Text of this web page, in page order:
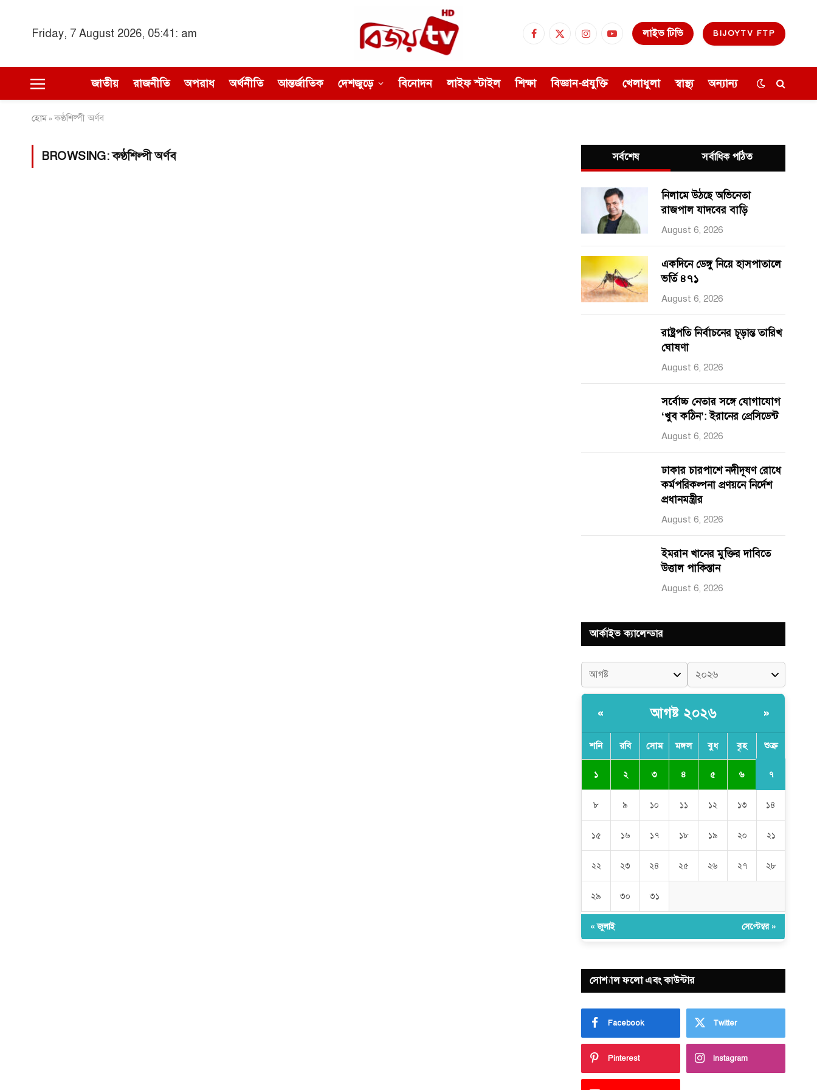
Friday, 7 August 2026, 05:41: am Facebook
X
InstagramYouTubeলাইভ টিভি BIJOYTV FTP
জাতীয় রাজনীতি অপরাধ অর্থনীতি আন্তর্জাতিক দেশজুড়ে বিনোদন লাইফ স্টাইল শিক্ষা বিজ্ঞান-প্রযুক্তি খেলাধুলা স্বাস্থ্য অন্যান্য
হোম»কণ্ঠশিল্পী অর্ণব
BROWSING:কণ্ঠশিল্পী অর্ণব সর্বশেষ সর্বাধিক পঠিত
নিলামে উঠছে অভিনেতা
রাজপাল যাদবের বাড়ি
August 6, 2026
একদিনে ডেঙ্গু নিয়ে হাসপাতালে
ভর্তি ৪৭১
August 6, 2026
রাষ্ট্রপতি নির্বাচনের চূড়ান্ত তারিখ
ঘোষণা
August 6, 2026
সর্বোচ্চ নেতার সঙ্গে যোগাযোগ
‘খুব কঠিন’: ইরানের প্রেসিডেন্ট
August 6, 2026
ঢাকার চারপাশে নদীদূষণ রোধে
কর্মপরিকল্পনা প্রণয়নে নির্দেশ
প্রধানমন্ত্রীর
August 6, 2026
ইমরান খানের মুক্তির দাবিতে
উত্তাল পাকিস্তান
August 6, 2026
আর্কাইভ ক্যালেন্ডার
« আগষ্ট ২০২৬ »
শনি রবি সোম মঙ্গল বুধ বৃহ শুক্র
১ ২ ৩ ৪ ৫ ৬ ৭
৮ ৯ ১০ ১১ ১২ ১৩ ১৪
১৫ ১৬ ১৭ ১৮ ১৯ ২০ ২১
২২ ২৩ ২৪ ২৫ ২৬ ২৭ ২৮
২৯ ৩০ ৩১
« জুলাই সেপ্টেম্বর »
সোশ্যাল ফলো এবং কাউন্টার
Facebook Twitter
Pinterest Instagram